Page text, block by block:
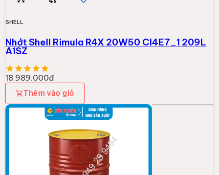
SHELL
Nhớt Shell RIMR4 PLUS 15W40CI4E7_1 209L
A1SZ
19.731.000đ
Thêm vào giỏ